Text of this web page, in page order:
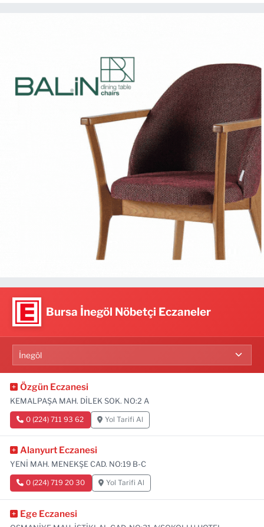
Bursa İnegöl Nöbetçi Eczaneler
Özgün Eczanesi
KEMALPAŞA MAH. DİLEK SOK. NO:2 A
0 (224) 711 93 62 Yol Tarifi Al
Alanyurt Eczanesi
YENİ MAH. MENEKŞE CAD. NO:19 B-C
0 (224) 719 20 30 Yol Tarifi Al
Ege Eczanesi